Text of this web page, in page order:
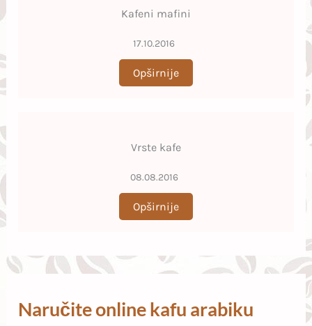
Kafeni mafini
17.10.2016
Opširnije
Vrste kafe
08.08.2016
Opširnije
Naručite online kafu arabiku